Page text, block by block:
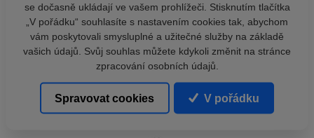
se dočasně ukládají ve vašem prohlížeči. Stisknutím tlačítka
„V pořádku“ souhlasíte s nastavením cookies tak, abychom
vám poskytovali smysluplné a užitečné služby na základě
vašich údajů. Svůj souhlas můžete kdykoli změnit na stránce
zpracování osobních údajů.
Spravovat cookies V pořádku